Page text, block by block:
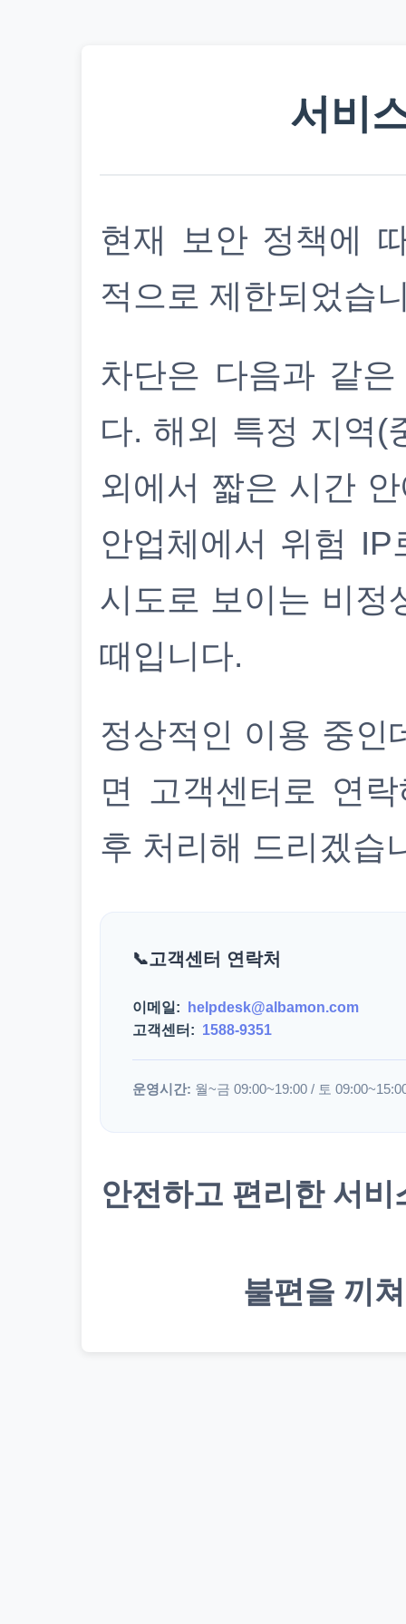
서비
현재 보안 정책에
적으로 제한되었습
차단은 다음과 같
다. 해외 특정 지역(
외에서 짧은 시간
안업체에서 위험
시도로 보이는 비정
때입니다.
정상적인 이용 중인
면 고객센터로 연
후 처리해 드리겠습
고객센터 연락처
이메일:
helpdesk@albamon.com
고객센터: 1588-9351
운영시간: 월~금 09:00~19:00 / 토
안전하고 편리한 서
불편을 끼